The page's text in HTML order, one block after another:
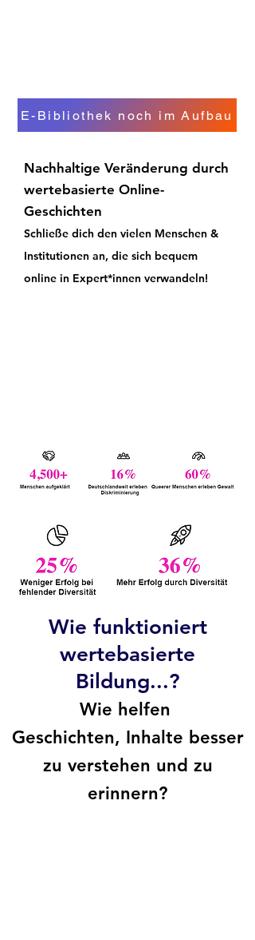
E-Bibliothek noch im Aufbau
Nachhaltige Veränderung durch
wertebasierte Online-
Geschichten
Schließe dich den vielen Menschen &
Institutionen an, die sich bequem
online in Expert*innen verwandeln!
Wie funktioniert
wertebasierte
Bildung...?
Wie helfen
Geschichten, Inhalte besser
zu verstehen und zu
erinnern?